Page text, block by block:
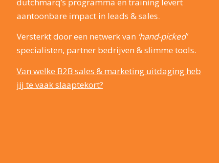
aantoonbare impact in leads & sales.
Versterkt door een netwerk van ‘hand-picked’
specialisten, partner bedrijven & slimme tools.
Van welke B2B sales & marketing uitdaging heb
jij te vaak slaaptekort?